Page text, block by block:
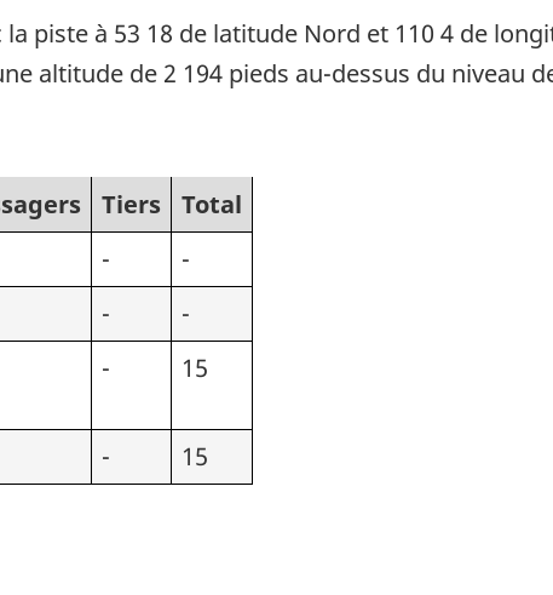
piste à 53 18 de latitude Nord et 110 4 de
altitude de 2 194 pieds au-dessus du niveau
Tiers
Total
-
-
-
-
- 15
- 15